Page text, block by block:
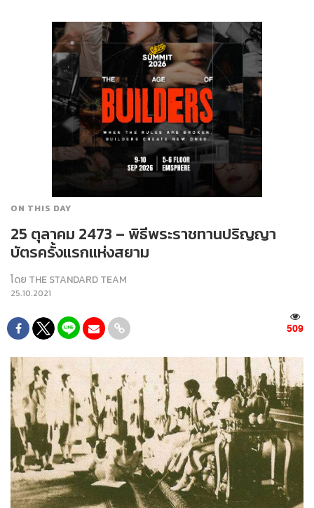
ON THIS DAY
25 ตุลาคม 2473 – พิธีพระราชทานปริญญา
บัตรครั้งแรกแห่งสยาม
โดย THE STANDARD TEAM
25.10.2021
509